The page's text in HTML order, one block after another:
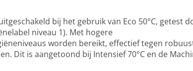
bij het gebruik van Eco 50°C, getest
niveau 1). Met hogere
worden bereikt, effectief tegen
Dit is aangetoond bij Intensief 70°C en de